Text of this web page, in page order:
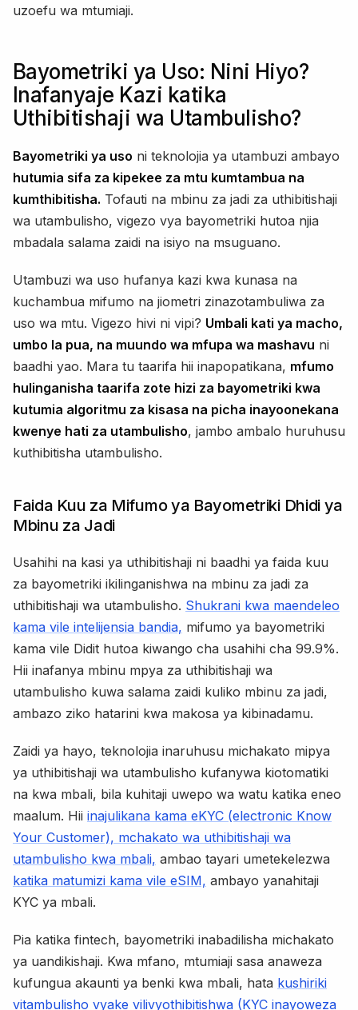
uzoefu wa mtumiaji.
Bayometriki ya Uso: Nini Hiyo?
Inafanyaje Kazi katika
Uthibitishaji wa Utambulisho?
Bayometriki ya uso ni teknolojia ya utambuzi ambayo
hutumia sifa za kipekee za mtu kumtambua na
kumthibitisha. Tofauti na mbinu za jadi za uthibitishaji
wa utambulisho, vigezo vya bayometriki hutoa njia
mbadala salama zaidi na isiyo na msuguano.
Utambuzi wa uso hufanya kazi kwa kunasa na
kuchambua mifumo na jiometri zinazotambuliwa za
uso wa mtu. Vigezo hivi ni vipi? Umbali kati ya macho,
umbo la pua, na muundo wa mfupa wa mashavu ni
baadhi yao. Mara tu taarifa hii inapopatikana, mfumo
hulinganisha taarifa zote hizi za bayometriki kwa
kutumia algoritmu za kisasa na picha inayoonekana
kwenye hati za utambulisho, jambo ambalo huruhusu
kuthibitisha utambulisho.
Faida Kuu za Mifumo ya Bayometriki Dhidi ya
Mbinu za Jadi
Usahihi na kasi ya uthibitishaji ni baadhi ya faida kuu
za bayometriki ikilinganishwa na mbinu za jadi za
uthibitishaji wa utambulisho. Shukrani kwa maendeleo
kama vile intelijensia bandia, mifumo ya bayometriki
kama vile Didit hutoa kiwango cha usahihi cha 99.9%.
Hii inafanya mbinu mpya za uthibitishaji wa
utambulisho kuwa salama zaidi kuliko mbinu za jadi,
ambazo ziko hatarini kwa makosa ya kibinadamu.
Zaidi ya hayo, teknolojia inaruhusu michakato mipya
ya uthibitishaji wa utambulisho kufanywa kiotomatiki
na kwa mbali, bila kuhitaji uwepo wa watu katika eneo
maalum. Hii inajulikana kama eKYC (electronic Know
Your Customer), mchakato wa uthibitishaji wa
utambulisho kwa mbali, ambao tayari umetekelezwa
katika matumizi kama vile eSIM, ambayo yanahitaji
KYC ya mbali.
Pia katika fintech, bayometriki inabadilisha michakato
ya uandikishaji. Kwa mfano, mtumiaji sasa anaweza
kufungua akaunti ya benki kwa mbali, hata kushiriki
vitambulisho vyake vilivyothibitishwa (KYC inayoweza